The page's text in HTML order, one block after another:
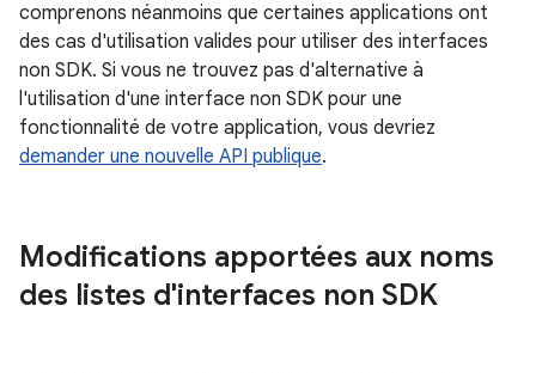
comprenons néanmoins que certaines applications ont
des cas d'utilisation valides pour utiliser des interfaces
non SDK. Si vous ne trouvez pas d'alternative à
l'utilisation d'une interface non SDK pour une
fonctionnalité de votre application, vous devriez
demander une nouvelle API publique.
Modifications apportées aux noms
des listes d'interfaces non SDK